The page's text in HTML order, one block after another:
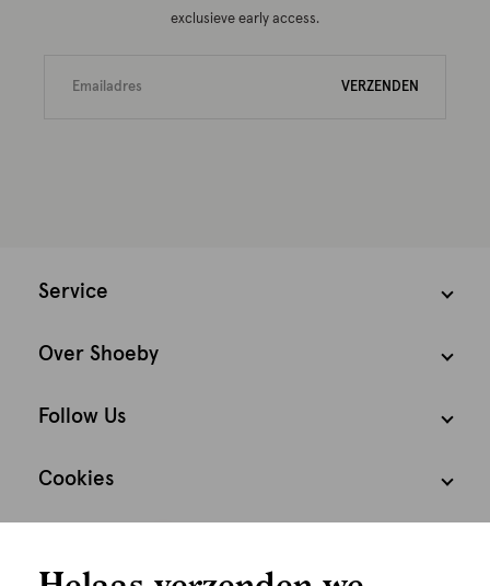
exclusieve early access.
VERZENDEN
Service
Over Shoeby
Follow Us
Cookies